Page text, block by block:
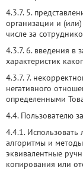
4.3.7. 5.
организации и
числе за
4.3.7. 6. введения в
характеристик
4.3.7. 7.
негативного
определенными
4.4. Пользователю
4.4.1.
алгоритмы и
эквивалентные
копирования или